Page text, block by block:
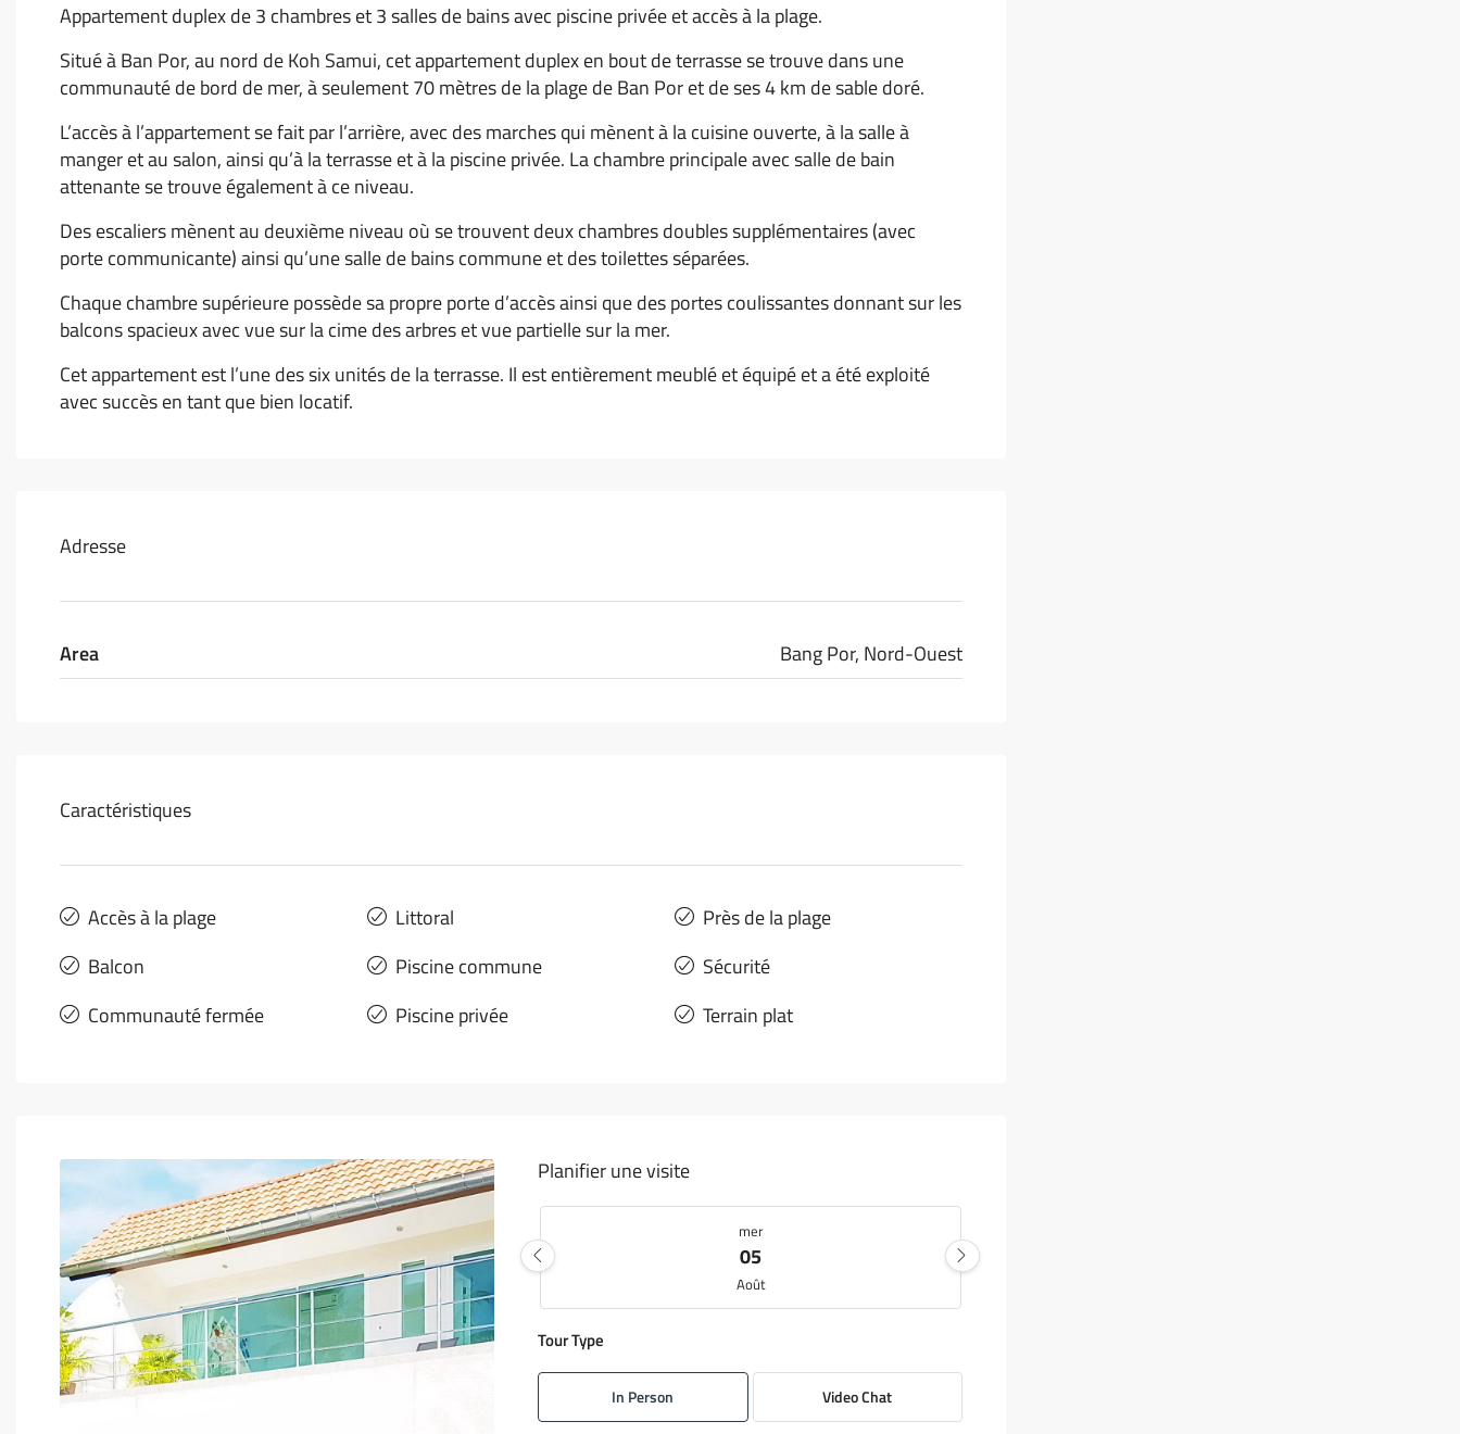
Appartement duplex de 3 chambres et 3 salles de bains avec piscine privée et accès à la plage.
Situé à Ban Por, au nord de Koh Samui, cet appartement duplex en bout de terrasse se trouve dans une
communauté de bord de mer, à seulement 70 mètres de la plage de Ban Por et de ses 4 km de sable doré.
L’accès à l’appartement se fait par l’arrière, avec des marches qui mènent à la cuisine ouverte, à la salle à
manger et au salon, ainsi qu’à la terrasse et à la piscine privée. La chambre principale avec salle de bain
attenante se trouve également à ce niveau.
Des escaliers mènent au deuxième niveau où se trouvent deux chambres doubles supplémentaires (avec
porte communicante) ainsi qu’une salle de bains commune et des toilettes séparées.
Chaque chambre supérieure possède sa propre porte d’accès ainsi que des portes coulissantes donnant sur les
balcons spacieux avec vue sur la cime des arbres et vue partielle sur la mer.
Cet appartement est l’une des six unités de la terrasse. Il est entièrement meublé et équipé et a été exploité
avec succès en tant que bien locatif.
Adresse
Area Bang Por, Nord-Ouest
Caractéristiques
Accès à la plage
Balcon
Communauté fermée
Littoral
Piscine commune
Piscine privée
Près de la plage
Sécurité
Terrain plat
Planifier une visite
mer
05
Août
06
Tour Type
In Person Video Chat